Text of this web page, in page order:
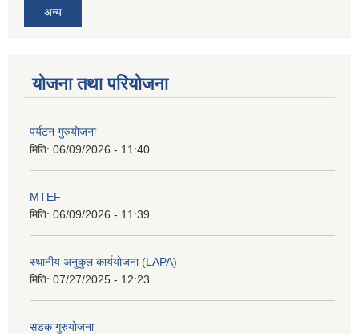
अन्य
योजना तथा परियोजना
पर्यटन गुरुयोजना
मिति: 06/09/2026 - 11:40
MTEF
मिति: 06/09/2026 - 11:39
स्थानीय अनुकुल कार्ययोजना (LAPA)
मिति: 07/27/2025 - 12:23
सडक गुरुयोजना